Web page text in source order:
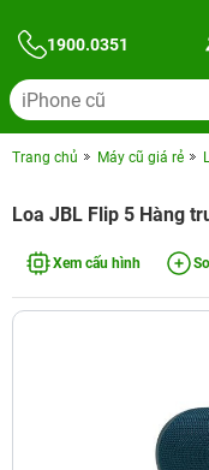
1900.0351
Trang chủ Máy cũ giá rẻ
Loa JBL Flip 5 Hàng
Xem cấu hình